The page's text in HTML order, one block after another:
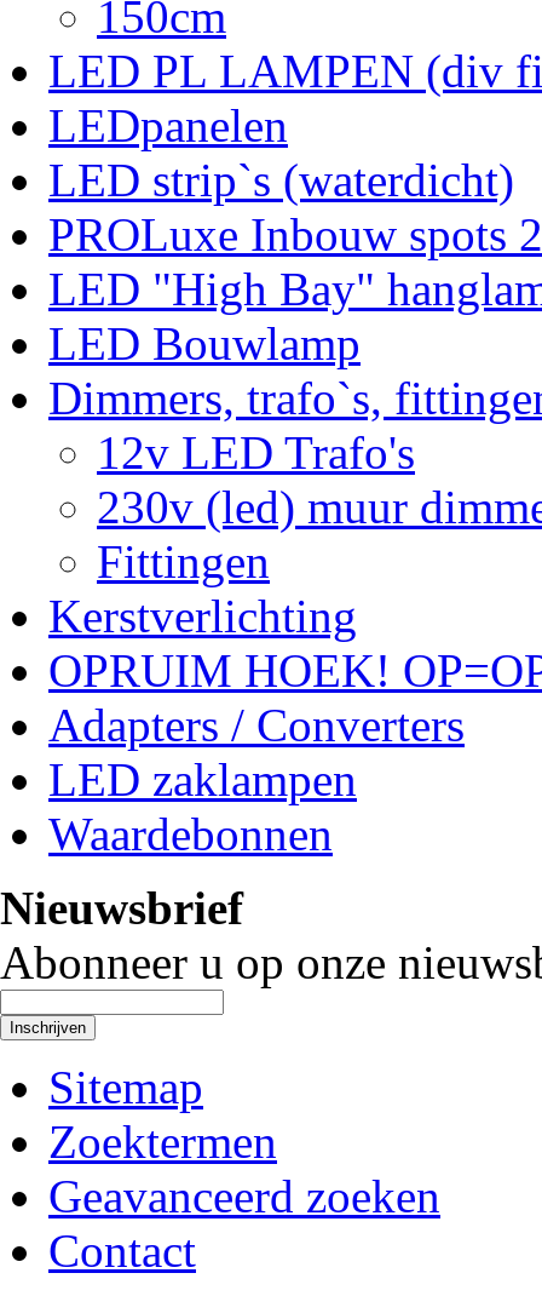
150cm
LED PL LAMPEN (div
LEDpanelen
LED strip`s (waterdicht)
PROLuxe Inbouw spots
LED "High Bay"
LED Bouwlamp
Dimmers, trafo`s,
12v LED Trafo's
230v (led) muur
Fittingen
Kerstverlichting
OPRUIM HOEK!
Adapters / Converters
LED zaklampen
Waardebonnen
Nieuwsbrief
Abonneer u op onze
Inschrijven
Sitemap
Zoektermen
Geavanceerd zoeken
Contact